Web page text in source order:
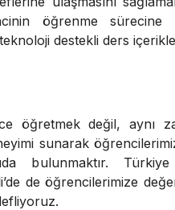
öğrenme sürecine
destekli ders
öğretmek değil, aynı
sunarak
bulunmaktır.
de öğrencilerimize